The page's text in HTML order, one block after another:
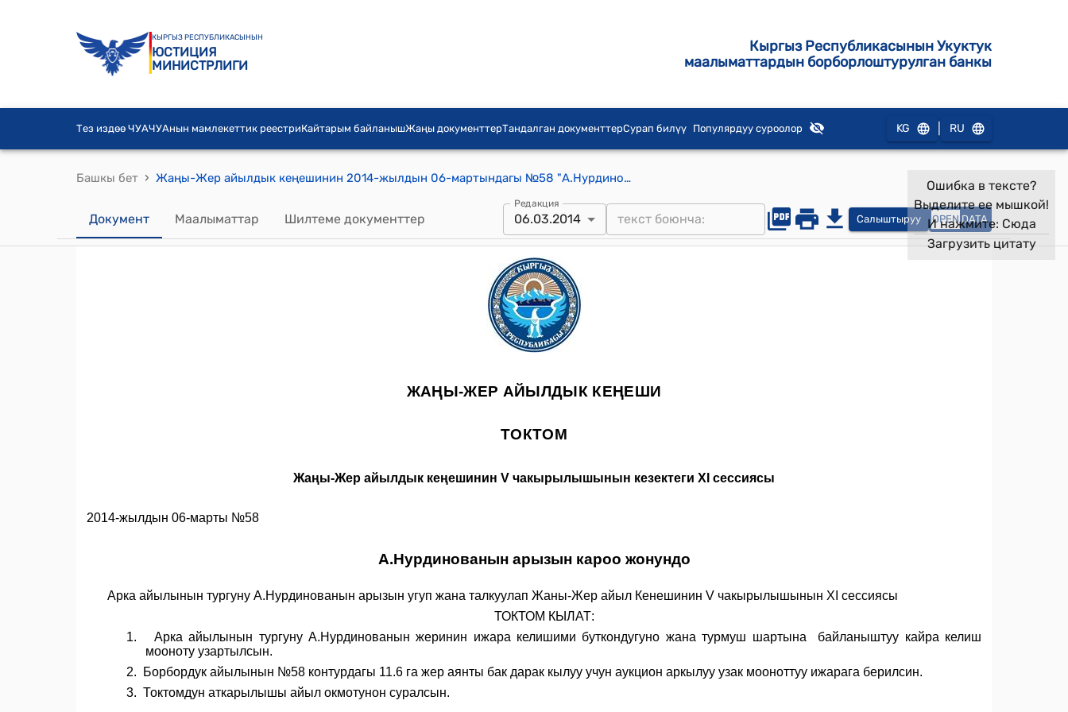
КЫРГЫЗ РЕСПУБЛИКАСЫНЫН
ЮСТИЦИЯ
МИНИСТРЛИГИ
Кыргыз Республикасынын Укуктук
маалыматтардын борборлоштурулган банкы
Тез издөө ЧУАЧУАнын мамлекеттик реестриКайтарым байланышЖаңы документтерТандалган документтерСурап билүү Популярдуу суроолор KG RU
Башкы бет › Жаңы-Жер айылдык кеңешинин 2014-жылдын 06-мартындагы №58 "А.Нурдинованын арызын кароо жонундо" токтому
Документ Маалыматтар Шилтеме документтер
Редакция
06.03.2014 Салыштыруу OPEN DATA
Ошибка в тексте?
Выделите ее мышкой!
И нажмите: Сюда
Загрузить цитату